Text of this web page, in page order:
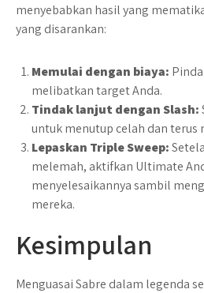
menyebabkan hasil yang
yang disarankan:
Memulai dengan biaya:
melibatkan target Anda.
Tindak lanjut dengan Slash:
untuk menutup celah dan terus
Lepaskan Triple Sweep:
melemah, aktifkan Ultimate
menyelesaikannya sambil
mereka.
Kesimpulan
Menguasai Sabre dalam legenda